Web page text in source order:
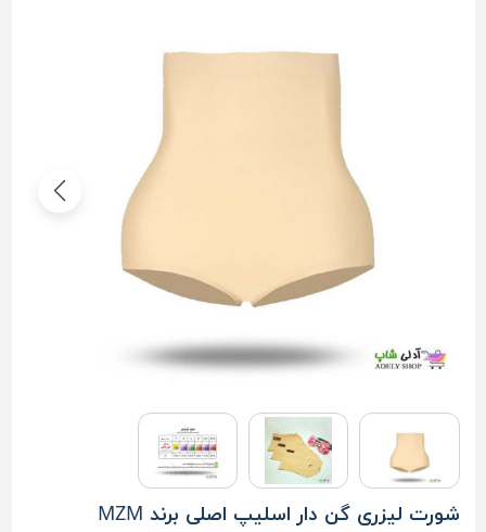
شورت لیزری گن دار اسلیپ اصلی برند MZM